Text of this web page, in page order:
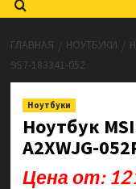
ГЛАВНАЯ НОУТБУКИ
9S7-183341-052
Ноутбуки
Ноутбук
A2XWJG-
Цена от: